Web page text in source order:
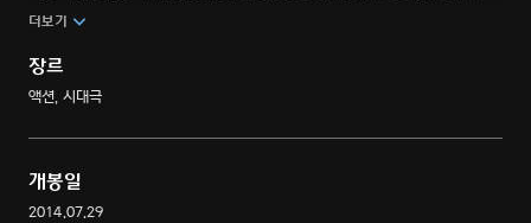
이건 반드시 이겨야만 하는 싸움이다. 61분에 달하는 대 전투씬, 그날의 역사를
더보기
장르
액션, 시대극
개봉일
2014.07.29